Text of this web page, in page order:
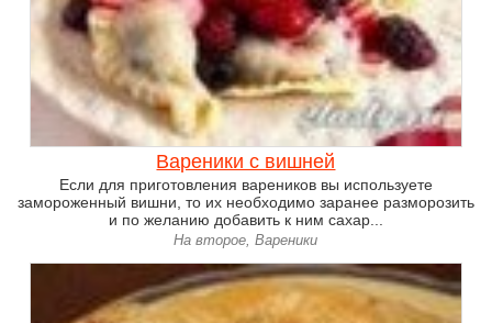
Вареники с вишней
Если для приготовления вареников вы используете
замороженный вишни, то их необходимо заранее разморозить
и по желанию добавить к ним сахар...
На второе, Вареники